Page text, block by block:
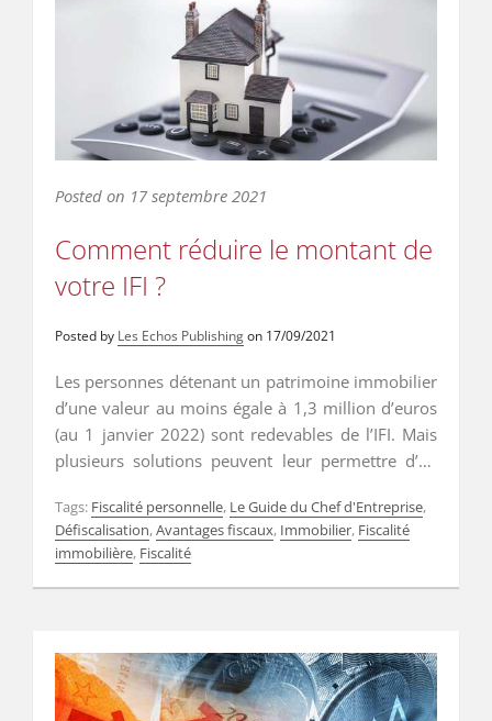
Posted on 17 septembre 2021
Comment réduire le montant de
votre IFI ?
Posted by Les Echos Publishingon 17/09/2021
Les personnes détenant un patrimoine immobilier
d’une valeur au moins égale à 1,3 million d’euros
(au 1 janvier 2022) sont redevables de l’IFI. Mais
plusieurs solutions peuvent leur permettre d’en
Tags: Fiscalité personnelle, Le Guide du Chef d'Entreprise,
Défiscalisation,Avantages fiscaux, Immobilier, Fiscalité
immobilière, Fiscalité